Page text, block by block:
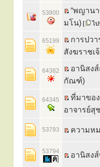
53800
“พญาน
มโน) [ ไ
65199
การปว
สังฆราชเ
64382
อานิสง
กัณฑ์)
64345
ที่มาขอ
อาจารย์สุ
53793 ความห
53794 อานิสง